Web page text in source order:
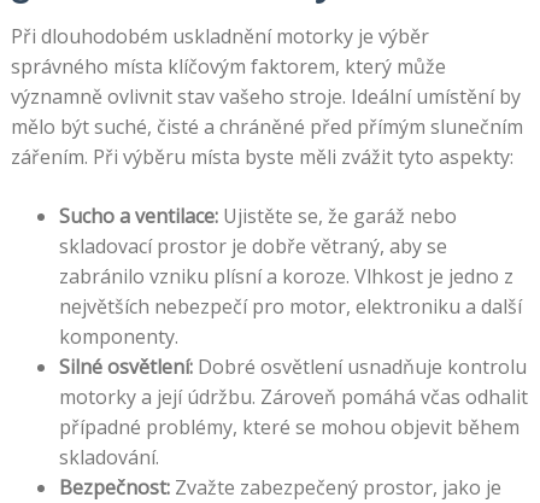
Při dlouhodobém uskladnění motorky je výběr
správného místa klíčovým faktorem, který může
významně ovlivnit stav vašeho stroje. Ideální umístění by
mělo být suché, čisté a chráněné před přímým slunečním
zářením. Při výběru místa byste měli zvážit tyto aspekty:
Sucho a ventilace:Ujistěte se, že garáž nebo
skladovací prostor je dobře větraný, aby se
zabránilo vzniku plísní a koroze. Vlhkost je jedno z
největších nebezpečí pro motor, elektroniku a další
komponenty.
Silné osvětlení:Dobré osvětlení usnadňuje kontrolu
motorky a její údržbu. Zároveň pomáhá včas odhalit
případné problémy, které se mohou objevit během
skladování.
Bezpečnost:Zvažte zabezpečený prostor, jako je